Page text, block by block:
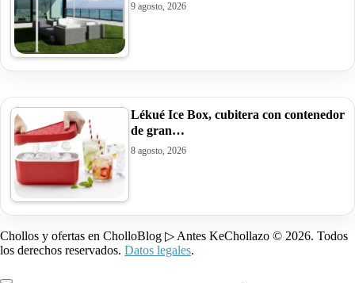
9 agosto, 2026
Lékué Ice Box, cubitera con contenedor
de gran…
8 agosto, 2026
Chollos y ofertas en CholloBlog ▷ Antes KeChollazo © 2026. Todos
los derechos reservados. Datos legales.